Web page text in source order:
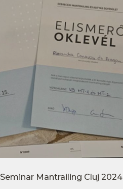
Seminar Mantrailing Cluj 2024